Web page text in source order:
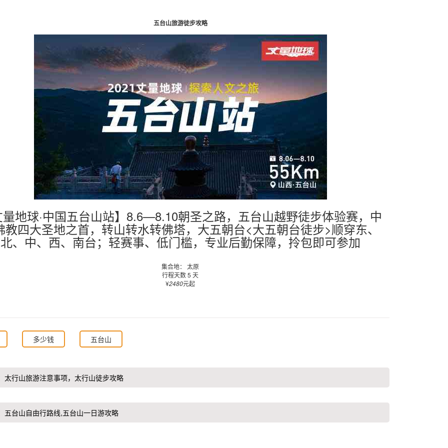
五台山旅游徒步攻略
地球·中国五台山站】8.6—8.10朝圣之路，五台山越野徒步体验赛，中
教四大圣地之首，转山转水转佛塔，大五朝台<大五朝台徒步>顺穿东、
北、中、西、南台；轻赛事、低门槛，专业后勤保障，拎包即可参加
集合地： 太原
行程天数 5 天
¥2480元起
多少钱 五台山
太行山旅游注意事项，太行山徒步攻略
五台山自由行路线,五台山一日游攻略